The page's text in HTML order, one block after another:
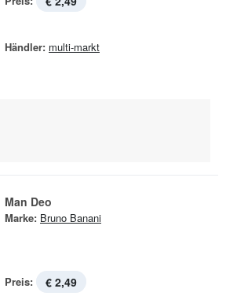
Händler: multi-markt
Man Deo
Marke: Bruno Banani
Preis: € 2,49